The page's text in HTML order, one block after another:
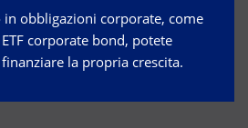
obbligazioni corporate, come
corporate bond, potete
la propria crescita.